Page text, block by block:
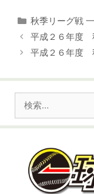
カ
テ
ゴ
リ
秋季リーグ戦
平成２６年度
平成２６年度